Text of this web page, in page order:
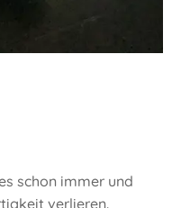
schon immer und
verlieren.